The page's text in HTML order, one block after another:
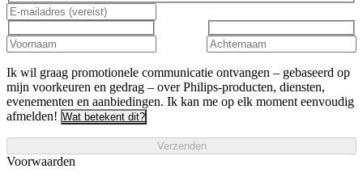
Ik wil graag promotionele communicatie ontvangen – gebaseerd op
mijn voorkeuren en gedrag – over Philips-producten, diensten,
evenementen en aanbiedingen. Ik kan me op elk moment eenvoudig
afmelden! Wat betekent dit?
Verzenden
Voorwaarden